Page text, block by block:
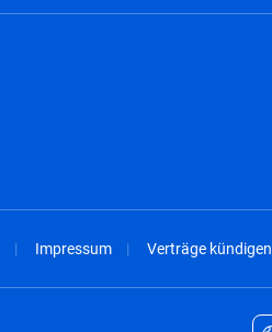
Impressum Verträge kündigen